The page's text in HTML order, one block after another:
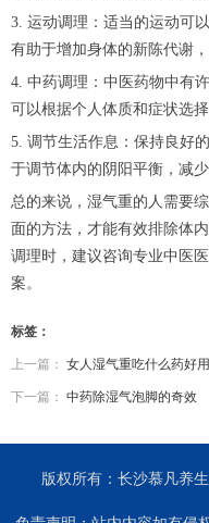
3. 运动调理：适当的运动可
有助于增加身体的新陈代谢，
4. 中药调理：中医药物中有
可以根据个人体质和症状选
5. 调节生活作息：保持良好
于调节体内的阴阳平衡，减少
总的来说，湿气重的人需要
面的方法，才能有效排除体
调理时，建议咨询专业中医
案。
标签：
上一篇： 女人湿气重吃什么药好用
下一篇： 中药除湿气泡脚的奇效
版权所有：长沙慕凡养